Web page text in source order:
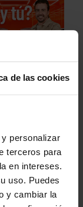
de las cookies
personalizar
terceros para
en intereses.
uso. Puedes
y cambiar la